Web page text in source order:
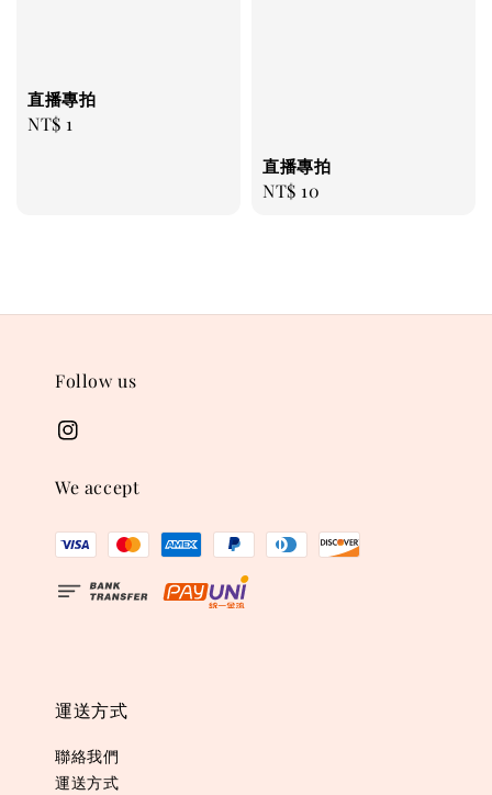
直播專拍
Regular
NT$ 1
直播專拍
Regular
NT$ 10
Follow us
We accept
運送方式
聯絡我們
運送方式